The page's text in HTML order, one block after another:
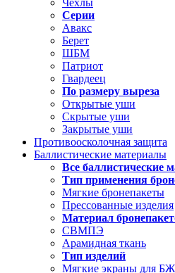
Чехлы
Серии
Авакс
Берет
ШБМ
Патриот
Гвардеец
По размеру выреза
Открытые уши
Скрытые уши
Закрытые уши
Противоосколочная защита
Баллистические материалы
Все баллистические
Тип применения
Мягкие бронепакеты
Прессованные изделия
Материал
СВМПЭ
Арамидная ткань
Тип изделий
Мягкие экраны для БЖ